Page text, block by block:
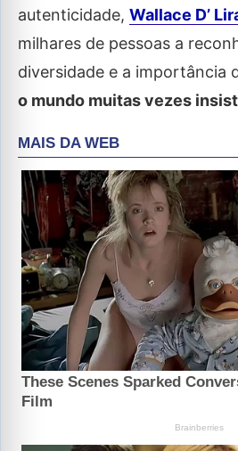
autenticidade, Wallace D’
milhares de pessoas a
diversidade e a importância
o mundo muitas vezes